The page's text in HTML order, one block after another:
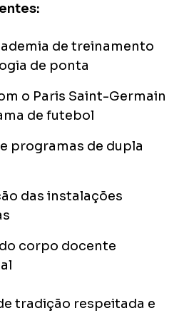
de treinamento
de ponta
o Paris Saint-Germain
de futebol
programas de dupla
das instalações
corpo docente
tradição respeitada e